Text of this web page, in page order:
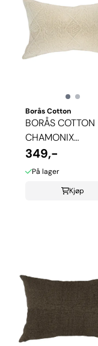
Borås Cotton
BORÅS COTTON
CHAMONIX
PYNTEPUTETREKK
349,-
På lager
Kjøp